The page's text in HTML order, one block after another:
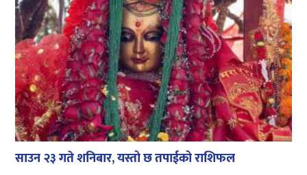
साउन २३ गते शनिबार, यस्तो छ तपाईको राशिफल